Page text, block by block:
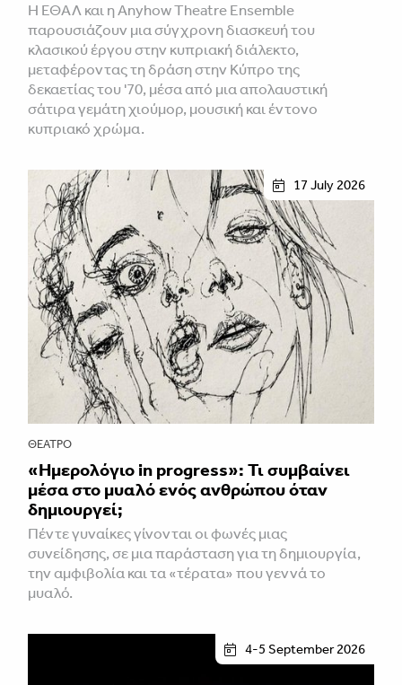
Η ΕΘΑΛ και η Anyhow Theatre Ensemble
παρουσιάζουν μια σύγχρονη διασκευή του
κλασικού έργου στην κυπριακή διάλεκτο,
μεταφέροντας τη δράση στην Κύπρο της
δεκαετίας του '70, μέσα από μια απολαυστική
σάτιρα γεμάτη χιούμορ, μουσική και έντονο
κυπριακό χρώμα.
17 July 2026
ΘΈΑΤΡΟ
«Ημερολόγιο in progress»: Τι συμβαίνει
μέσα στο μυαλό ενός ανθρώπου όταν
δημιουργεί;
Πέντε γυναίκες γίνονται οι φωνές μιας
συνείδησης, σε μια παράσταση για τη δημιουργία,
την αμφιβολία και τα «τέρατα» που γεννά το
μυαλό.
4-5 September 2026